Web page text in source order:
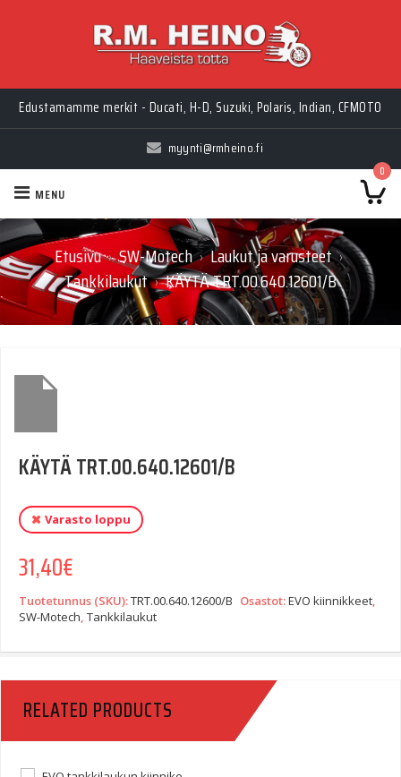
Edustamamme merkit - Ducati, H-D, Suzuki, Polaris, Indian, CFMOTO
myynti@rmheino.fi
0
MENU
Etusivu › SW-Motech › Laukut ja varusteet ›
Tankkilaukut › KÄYTÄ TRT.00.640.12601/B
KÄYTÄ TRT.00.640.12601/B
Varasto loppu
31,40€
Tuotetunnus (SKU):TRT.00.640.12600/B Osastot:EVO kiinnikkeet,
SW-Motech, Tankkilaukut
RELATED PRODUCTS